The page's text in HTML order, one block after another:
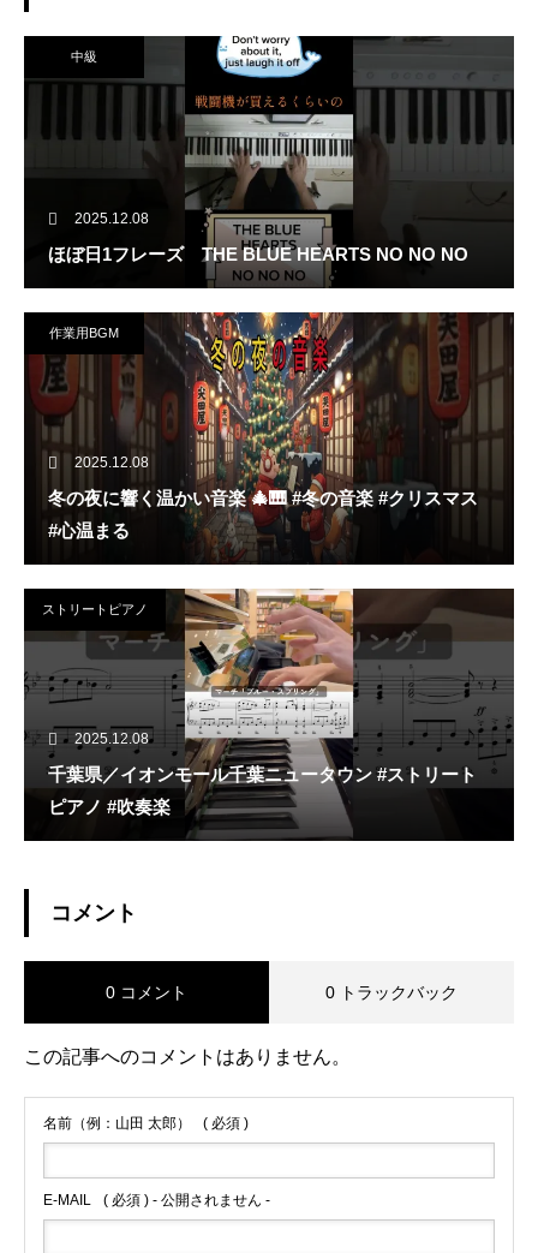
中級
2025.12.08
ほぼ日1フレーズ THE BLUE HEARTS NO NO NO
作業用BGM
2025.12.08
冬の夜に響く温かい音楽 🎄🎹 #冬の音楽 #クリスマス
#心温まる
ストリートピアノ
2025.12.08
千葉県／イオンモール千葉ニュータウン #ストリート
ピアノ #吹奏楽
コメント
0 コメント 0 トラックバック
この記事へのコメントはありません。
名前（例：山田 太郎） ( 必須 )
E-MAIL ( 必須 ) - 公開されません -